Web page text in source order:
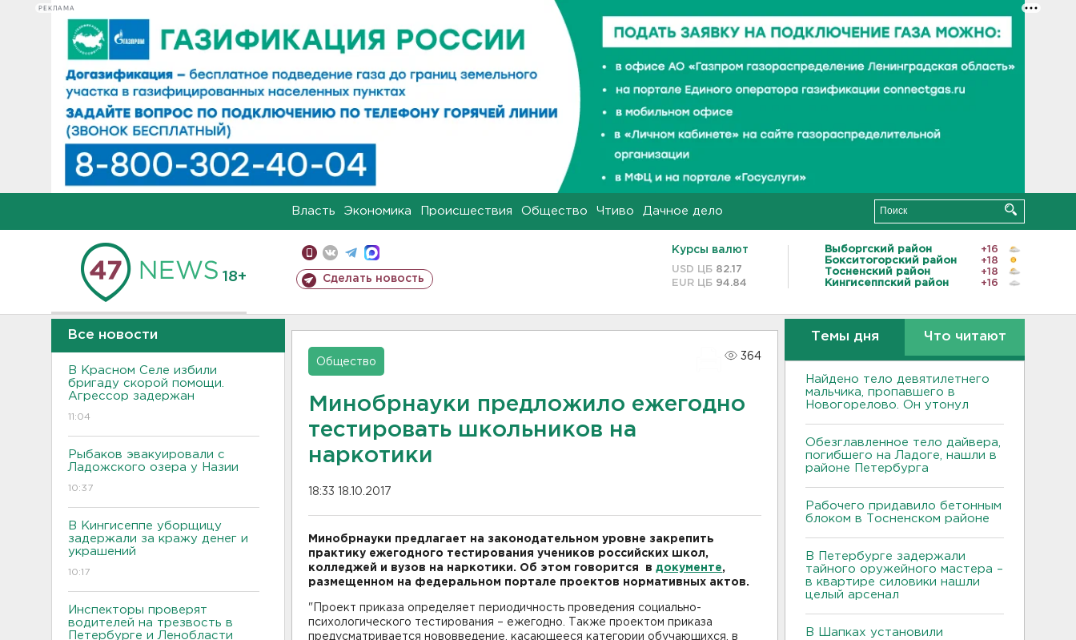
РЕКЛАМА
Власть Экономика Происшествия Общество Чтиво Дачное дело
18+ Сделать новость
Курсы валют
USD ЦБ 82.17
EUR ЦБ 94.84
Выборгский район
+16
Бокситогорский район
+18
Тосненский район
+18
Кингисеппский район
+16
Все новости
В Красном Селе избили
бригаду скорой помощи.
Агрессор задержан
11:04
Рыбаков эвакуировали с
Ладожского озера у Назии
10:37
В Кингисеппе уборщицу
задержали за кражу денег и
украшений
10:17
Инспекторы проверят
водителей на трезвость в
Петербурге и Ленобласти
Общество
364
Минобрнауки предложило ежегодно
тестировать школьников на
наркотики
18:33 18.10.2017
Минобрнауки предлагает на законодательном уровне закрепить
практику ежегодного тестирования учеников российских школ,
колледжей и вузов на наркотики. Об этом говорится в документе,
размещенном на федеральном портале проектов нормативных актов.
"Проект приказа определяет периодичность проведения социально-
психологического тестирования – ежегодно. Также проектом приказа
предусматривается нововведение, касающееся категории обучающихся, в
Темы дня Что читают
Найдено тело девятилетнего
мальчика, пропавшего в
Новогорелово. Он утонул
Обезглавленное тело дайвера,
погибшего на Ладоге, нашли в
районе Петербурга
Рабочего придавило бетонным
блоком в Тосненском районе
В Петербурге задержали
тайного оружейного мастера –
в квартире силовики нашли
целый арсенал
В Шапках установили